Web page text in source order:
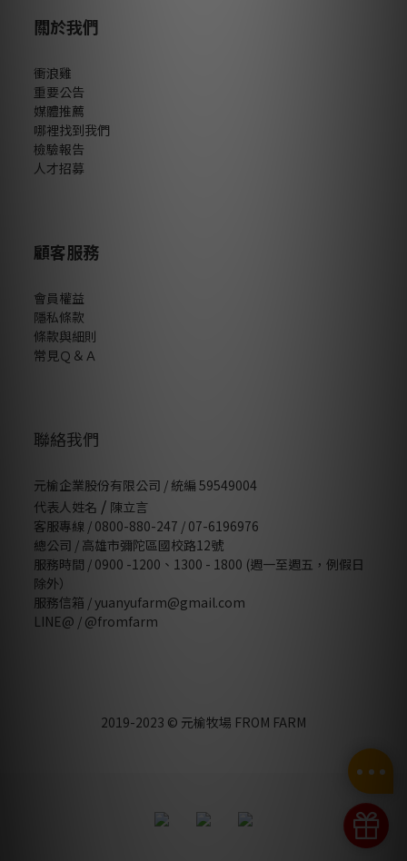
關於我們
衝浪雞
重要公告
媒體推薦
哪裡找到我們
檢驗報告
人才招募
顧客服務
會員權益
隱私條款
條款與細則
常見Ｑ＆Ａ
聯絡我們
元榆企業股份有限公司 / 統編 59549004
代表人姓名 / 陳立言
客服專線 / 0800-880-247 / 07-6196976
總公司 / 高雄市彌陀區國校路12號
服務時間 / 0900 -1200、1300 - 1800 (週一至週五，例假日
除外）
服務信箱 / yuanyufarm@gmail.com
LINE@ / @fromfarm
2019-2023 © 元榆牧場 FROM FARM